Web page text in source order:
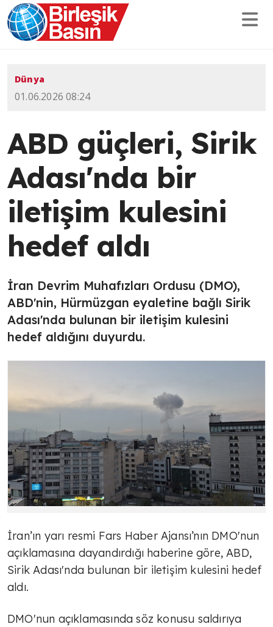
Dünya
01.06.2026 08:24
ABD güçleri, Sirik
Adası'nda bir
iletişim kulesini
hedef aldı
İran Devrim Muhafızları Ordusu (DMO),
ABD'nin, Hürmüzgan eyaletine bağlı Sirik
Adası'nda bulunan bir iletişim kulesini
hedef aldığını duyurdu.
İran’ın yarı resmi Fars Haber Ajansı’nın DMO'nun
açıklamasına dayandırdığı haberine göre, ABD,
Sirik Adası'nda bulunan bir iletişim kulesini hedef
aldı.
DMO'nun açıklamasında söz konusu saldırıya